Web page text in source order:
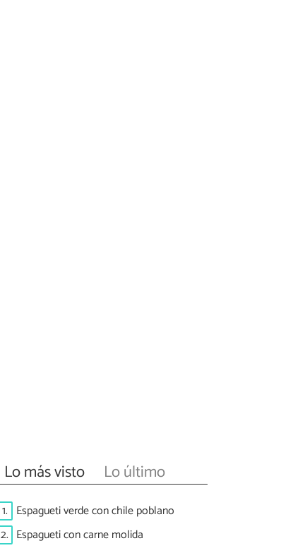
Lo más visto Lo último
1. Espagueti verde con chile poblano
2. Espagueti con carne molida